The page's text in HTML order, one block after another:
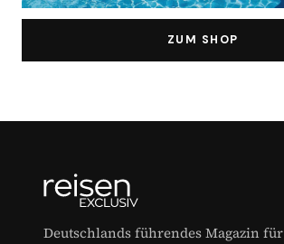
ZUM SHOP
Deutschlands führendes Magazin für